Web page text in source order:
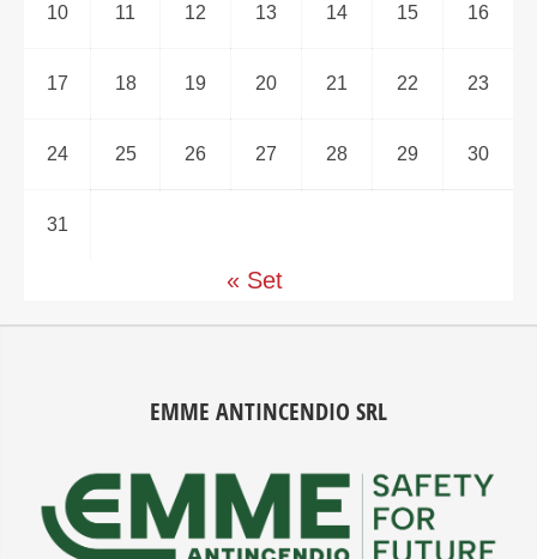
10 11 12 13 14 15 16
17 18 19 20 21 22 23
24 25 26 27 28 29 30
31
« Set
EMME ANTINCENDIO SRL